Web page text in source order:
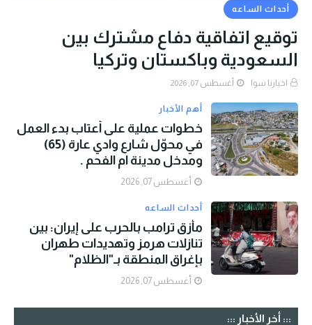
أحداث الساعه
توقيع اتفاقية دفاع مشترك بين
السعودية وباكستان وتركيا
اخبارنا سوا أغسطس 07, 2026
أهم الأخبار
خطوات عملية على أعتاب بدء العمل
في محوّل شارع وادي عارة (65)
ومدخل مدينة ام الفحم .
أغسطس 07, 2026
أحداث الساعه
مأزق ترامب بالحرب على إيران: بين
تنازلات هرمز وتهديدات طهران
بإغراق المنطقة بـ"الظلام"
أغسطس 07, 2026
::: أخر الأخبار :::